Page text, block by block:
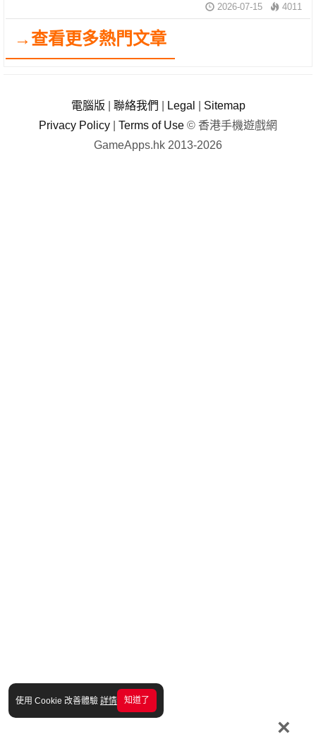
使用 Cookie 改善體驗 詳情 知道了
×
2026-07-15 4011
→查看更多熱門文章
電腦版 聯絡我們 Legal
Sitemap
Privacy Policy
Terms of Use © 香港手機遊戲網
GameApps.hk 2013-2026